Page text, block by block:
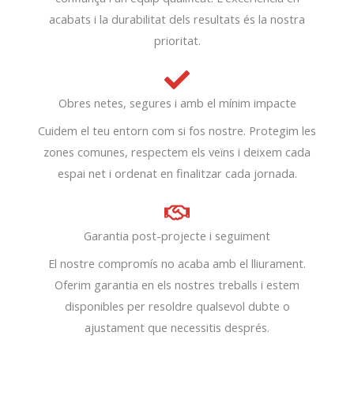
acabats i la durabilitat dels resultats és la nostra
prioritat.
Obres netes, segures i amb el mínim impacte
Cuidem el teu entorn com si fos nostre. Protegim les
zones comunes, respectem els veïns i deixem cada
espai net i ordenat en finalitzar cada jornada.
Garantia post-projecte i seguiment
El nostre compromís no acaba amb el lliurament.
Oferim garantia en els nostres treballs i estem
disponibles per resoldre qualsevol dubte o
ajustament que necessitis després.